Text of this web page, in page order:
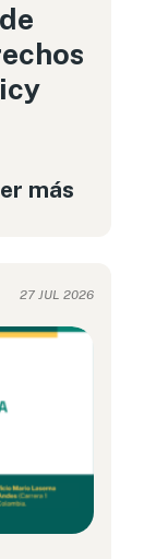
más
27 JUL 2026